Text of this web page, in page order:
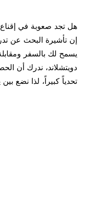
هل تجد صعوبة في
إن تأشيرة البحث عن
يسمح لك بالسفر
دويتشلاند، ندرك أن
تحدياً كبيراً، لذا نضع